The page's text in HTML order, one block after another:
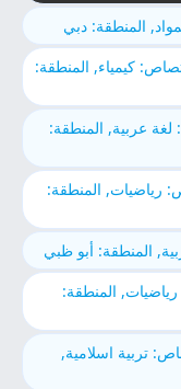
المنطقة: دبي
كيمياء, المنطقة:
عربية, المنطقة:
رياضيات, المنطقة:
المنطقة: أبو ظبي
المنطقة:
تربية اسلامية,